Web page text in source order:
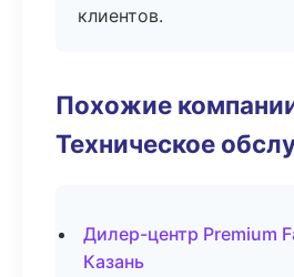
клиентов.
Похожие
Техническое
Дилер-центр Premium
Казань